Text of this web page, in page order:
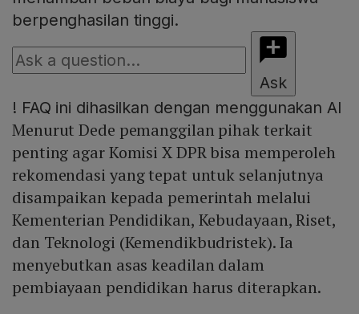
berpenghasilan tinggi.
Ask
! FAQ ini dihasilkan dengan menggunakan AI
Menurut Dede pemanggilan pihak terkait
penting agar Komisi X DPR bisa memperoleh
rekomendasi yang tepat untuk selanjutnya
disampaikan kepada pemerintah melalui
Kementerian Pendidikan, Kebudayaan, Riset,
dan Teknologi (Kemendikbudristek). Ia
menyebutkan asas keadilan dalam
pembiayaan pendidikan harus diterapkan.